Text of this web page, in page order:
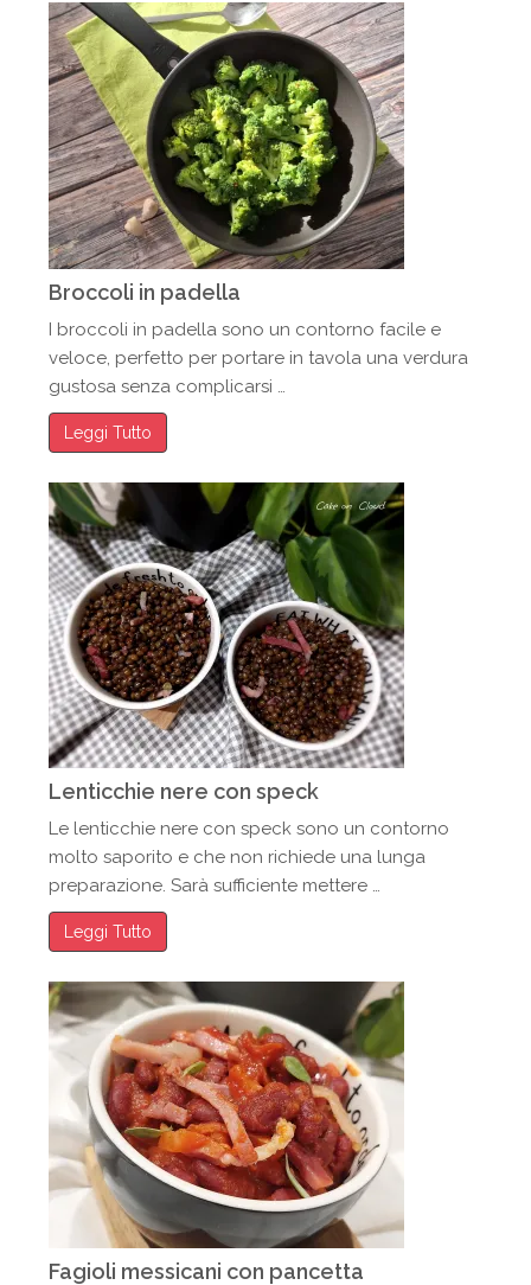
Broccoli in padella
I broccoli in padella sono un contorno facile e
veloce, perfetto per portare in tavola una verdura
gustosa senza complicarsi …
Leggi Tutto
Lenticchie nere con speck
Le lenticchie nere con speck sono un contorno
molto saporito e che non richiede una lunga
preparazione. Sarà sufficiente mettere …
Leggi Tutto
Fagioli messicani con pancetta